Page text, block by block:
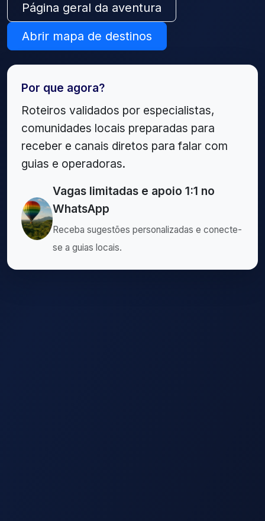
Página geral da aventura
Abrir mapa de destinos
Por que agora?
Roteiros validados por especialistas,
comunidades locais preparadas para
receber e canais diretos para falar com
guias e operadoras.
Vagas limitadas e apoio 1:1 no
WhatsApp
Receba sugestões personalizadas e conecte-
se a guias locais.